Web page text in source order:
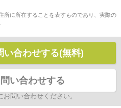
に所在することを表すものであり、実際の
い合わせする(無料)
い合わせする
問い合わせください。